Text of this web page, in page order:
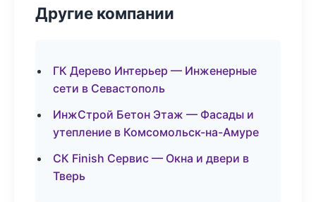
Другие компании
ГК Дерево Интерьер — Инженерные
сети в Севастополь
ИнжСтрой Бетон Этаж — Фасады и
утепление в Комсомольск-на-Амуре
СК Finish Сервис — Окна и двери в
Тверь